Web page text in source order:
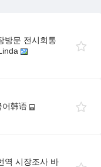
방문 전시회통
어韩语